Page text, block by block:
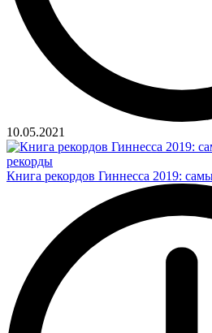
10.05.2021
Книга рекордов Гиннесса 2019: